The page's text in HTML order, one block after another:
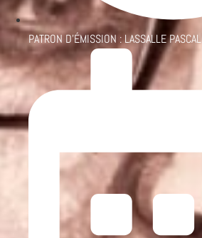
PATRON D'ÉMISSION :LASSALLE PASCAL